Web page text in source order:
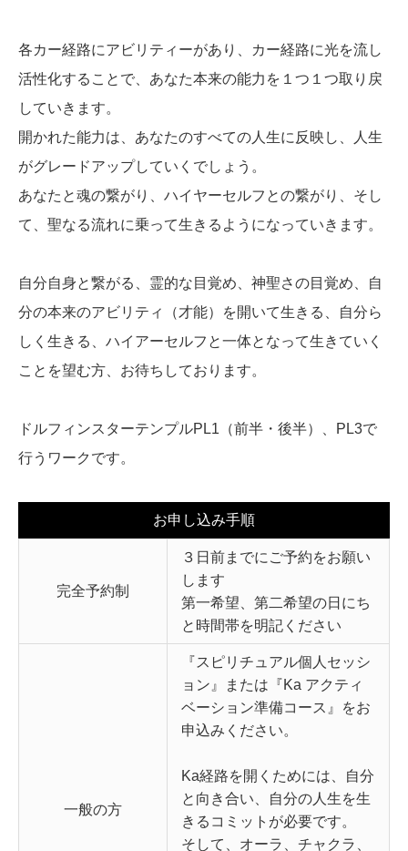
各カー経路にアビリティーがあり、カー経路に光を流し
活性化することで、あなた本来の能力を１つ１つ取り戻
していきます。
開かれた能力は、あなたのすべての人生に反映し、人生
がグレードアップしていくでしょう。
あなたと魂の繋がり、ハイヤーセルフとの繋がり、そし
て、聖なる流れに乗って生きるようになっていきます。
自分自身と繋がる、霊的な目覚め、神聖さの目覚め、自
分の本来のアビリティ（才能）を開いて生きる、自分ら
しく生きる、ハイアーセルフと一体となって生きていく
ことを望む方、お待ちしております。
ドルフィンスターテンプルPL1（前半・後半）、PL3で
行うワークです。
お申し込み手順
完全予約制
３日前までにご予約をお願い
します
第一希望、第二希望の日にち
と時間帯を明記ください
一般の方
『スピリチュアル個人セッシ
ョン』または『Ka アクティ
ベーション準備コース』をお
申込みください。
Ka経路を開くためには、自分
と向き合い、自分の人生を生
きるコミットが必要です。
そして、オーラ、チャクラ、